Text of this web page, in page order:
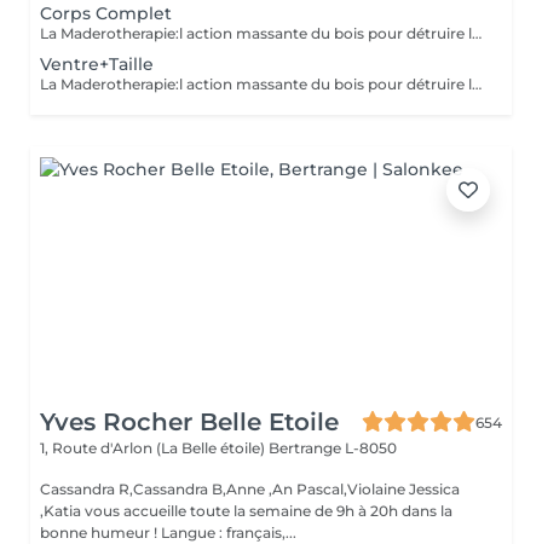
Corps Complet
La Maderotherapie:l action massante du bois pour détruire la cellulite. *Active la circulation sanguine et lymphatique *Réduit les tensions musculaires. *Raffermie et tonifie la peau.
Ventre+Taille
La Maderotherapie:l action massante du bois pour détruire la cellulite. *Active la circulation sanguine et lymphatique *Réduit les tensions musculaires. *Raffermie et tonifie la peau.
Yves Rocher Belle Etoile
654
1, Route d'Arlon (La Belle étoile) Bertrange L-8050
Cassandra R,Cassandra B,Anne ,An Pascal,Violaine Jessica
,Katia vous accueille toute la semaine de 9h à 20h dans la
bonne humeur ! Langue : français,...